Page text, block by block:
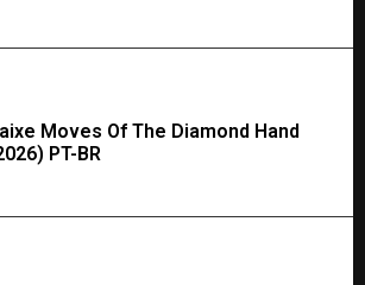
Moves Of The Diamond Hand
PT-BR